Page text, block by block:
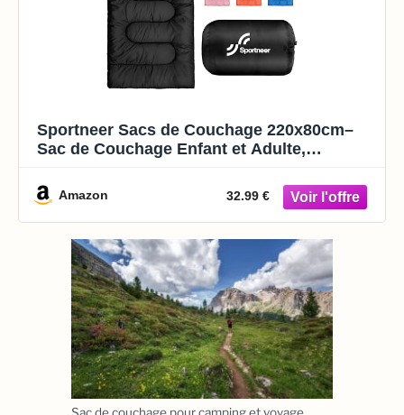
Sportneer Sacs de Couchage 220x80cm–
Sac de Couchage Enfant et Adulte,
10-25°C – Idéal pour Camping, Camp de
Classe et Sieste
Amazon 32.99 €